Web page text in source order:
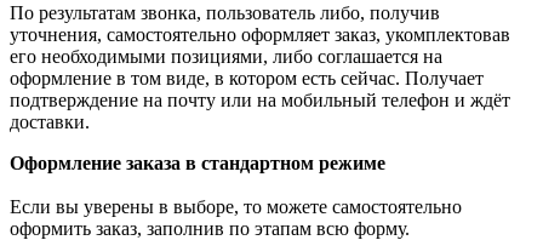
По результатам звонка, пользователь либо, получив
уточнения, самостоятельно оформляет заказ, укомплектовав
его необходимыми позициями, либо соглашается на
оформление в том виде, в котором есть сейчас. Получает
подтверждение на почту или на мобильный телефон и ждёт
доставки.
Оформление заказа в стандартном режиме
Если вы уверены в выборе, то можете самостоятельно
оформить заказ, заполнив по этапам всю форму.